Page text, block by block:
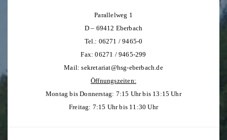
Parallelweg 1
D – 69412 Eberbach
Tel.: 06271 / 9465-0
Fax: 06271 / 9465-299
Mail:sekretariat@hsg-eberbach.de
Öffnungszeiten:
Montag bis Donnerstag: 7:15 Uhr bis 13:15 Uhr
Freitag: 7:15 Uhr bis 11:30 Uhr